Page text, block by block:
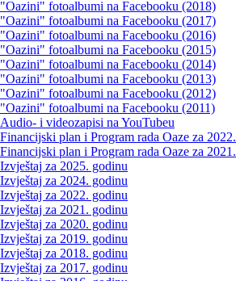
"Oazini" fotoalbumi na Facebooku (2018)
"Oazini" fotoalbumi na Facebooku (2017)
"Oazini" fotoalbumi na Facebooku (2016)
"Oazini" fotoalbumi na Facebooku (2015)
"Oazini" fotoalbumi na Facebooku (2014)
"Oazini" fotoalbumi na Facebooku (2013)
"Oazini" fotoalbumi na Facebooku (2012)
"Oazini" fotoalbumi na Facebooku (2011)
Audio- i videozapisi na YouTubeu
Financijski plan i Program rada Oaze za 2022.
Financijski plan i Program rada Oaze za 2021.
Izvještaj za 2025. godinu
Izvještaj za 2024. godinu
Izvještaj za 2022. godinu
Izvještaj za 2021. godinu
Izvještaj za 2020. godinu
Izvještaj za 2019. godinu
Izvještaj za 2018. godinu
Izvještaj za 2017. godinu